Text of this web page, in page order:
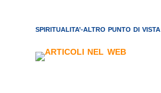
SPIRITUALITA’-ALTRO PUNTO DI VISTA